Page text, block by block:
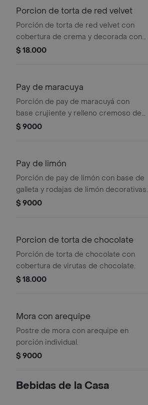
Porcion de torta de red velvet
Porción de torta de red velvet con
cobertura de crema y decorada con
migas de torta.
$ 18.000
Pay de maracuya
Porción de pay de maracuyá con
base crujiente y relleno cremoso de
maracuyá.
$ 9000
Pay de limón
Porción de pay de limón con base de
galleta y rodajas de limón decorativas.
$ 9000
Porcion de torta de chocolate
Porción de torta de chocolate con
cobertura de virutas de chocolate.
$ 18.000
Mora con arequipe
Postre de mora con arequipe en
porción individual.
$ 9000
Bebidas de la Casa